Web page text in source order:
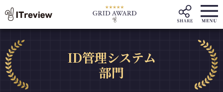
ID管理システム
部門